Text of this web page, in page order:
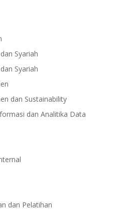
Syariah
Syariah
dan Sustainability
dan Analitika Data
dan Pelatihan